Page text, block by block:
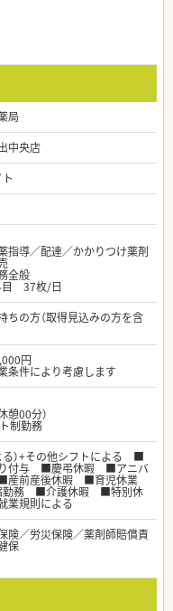
局
中央店
指導／配達／かかりつけ薬剤
全般
目 37枚/日
ちの方（取得見込みの方を含
円
条件により考慮します
憩00分）
制勤務
る）+その他シフトによる ■
り付与 ■慶弔休暇 ■アニバ
産前産後休暇 ■育児休業
勤務 ■介護休暇 ■特別休
規則による
険／労災保険／薬剤師賠償責
保